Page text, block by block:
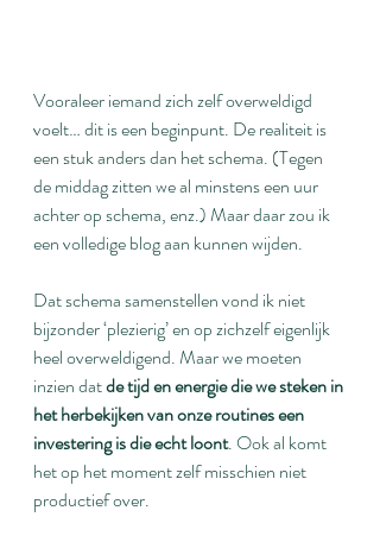
Vooraleer iemand zich zelf overweldigd
voelt… dit is een beginpunt. De realiteit is
een stuk anders dan het schema. (Tegen
de middag zitten we al minstens een uur
achter op schema, enz.) Maar daar zou ik
een volledige blog aan kunnen wijden.
Dat schema samenstellen vond ik niet
bijzonder ‘plezierig’ en op zichzelf eigenlijk
heel overweldigend. Maar we moeten
inzien dat de tijd en energie die we steken in
het herbekijken van onze routines een
investering is die echt loont. Ook al komt
het op het moment zelf misschien niet
productief over.